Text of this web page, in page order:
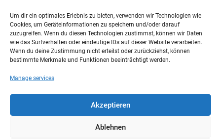
Um dir ein optimales Erlebnis zu bieten, verwenden wir Technologien wie
Cookies, um Geräteinformationen zu speichern und/oder darauf
zuzugreifen. Wenn du diesen Technologien zustimmst, können wir Daten
wie das Surfverhalten oder eindeutige IDs auf dieser Website verarbeiten.
Wenn du deine Zustimmung nicht erteilst oder zurückziehst, können
bestimmte Merkmale und Funktionen beeinträchtigt werden.
Manage services
Akzeptieren
Ablehnen
Home
Rooms
Impressions
House Seepferdchen
Booking
Contact